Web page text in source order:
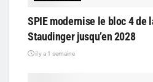
SPIE modernise le bloc 4 de
Staudinger jusqu’en 2028
il y a 1 semaine